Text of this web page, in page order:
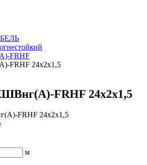
FRHF
FRHF 24х2х1,5
FRHF 24х2х1,5
м